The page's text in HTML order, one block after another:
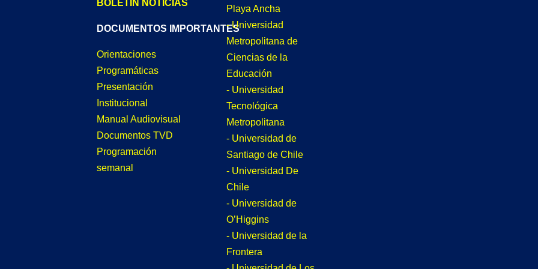
BOLETÍN NOTICIAS
DOCUMENTOS IMPORTANTES
Orientaciones
Programáticas
Presentación
Institucional
Manual Audiovisual
Documentos TVD
Programación
semanal
Playa Ancha
- Universidad
Metropolitana de
Ciencias de la
Educación
- Universidad
Tecnológica
Metropolitana
- Universidad de
Santiago de Chile
- Universidad De
Chile
- Universidad de
O’Higgins
- Universidad de la
Frontera